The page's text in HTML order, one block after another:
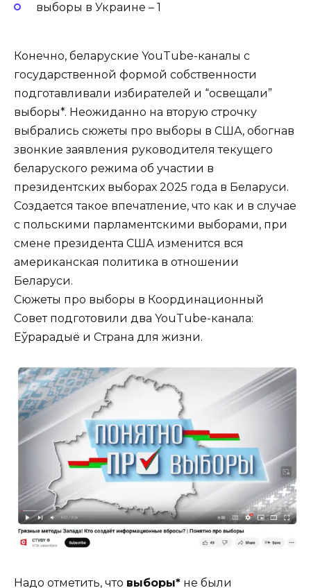
выборы в Украине – 1
Конечно, беларуские YouTube-каналы с
государственной формой собственности
подготавливали избирателей и “освещали”
выборы*. Неожиданно на вторую строчку
выбрались сюжеты про выборы в США, обогнав
звонкие заявления руководителя текущего
беларуского режима об участии в
президентских выборах 2025 года в Беларуси.
Создается такое впечатление, что как и в случае
с польскими парламентскими выборами, при
смене президента США изменится вся
американская политика в отношении
Беларуси.
Сюжеты про выборы в Координационный
Совет подготовили два YouTube-канала:
Еўрарадыё и Страна для жизни.
Надо отметить, что выборы* не были